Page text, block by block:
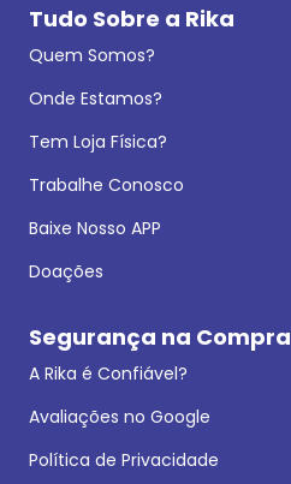
Tudo Sobre a Rika
Quem Somos?
Onde Estamos?
Tem Loja Física?
Trabalhe Conosco
Baixe Nosso APP
Doações
Segurança na Compra
A Rika é Confiável?
Avaliações no Google
Política de Privacidade